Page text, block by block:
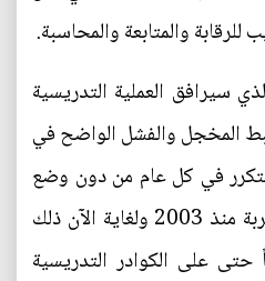
والمتابعة والمحاسبة.
سيرافق العملية التدريسية
المخجل والفشل الواضح في
في كل عام من دون وضع
حلول تفيد من تراكم التجربة منذ 2003 ولغاية الآن ذلك
على الكوادر التدريسية